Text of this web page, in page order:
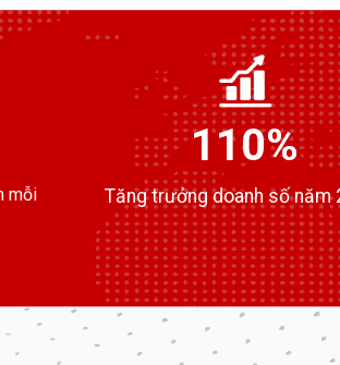
mỗi
110
Tăng trưởng doanh số năm